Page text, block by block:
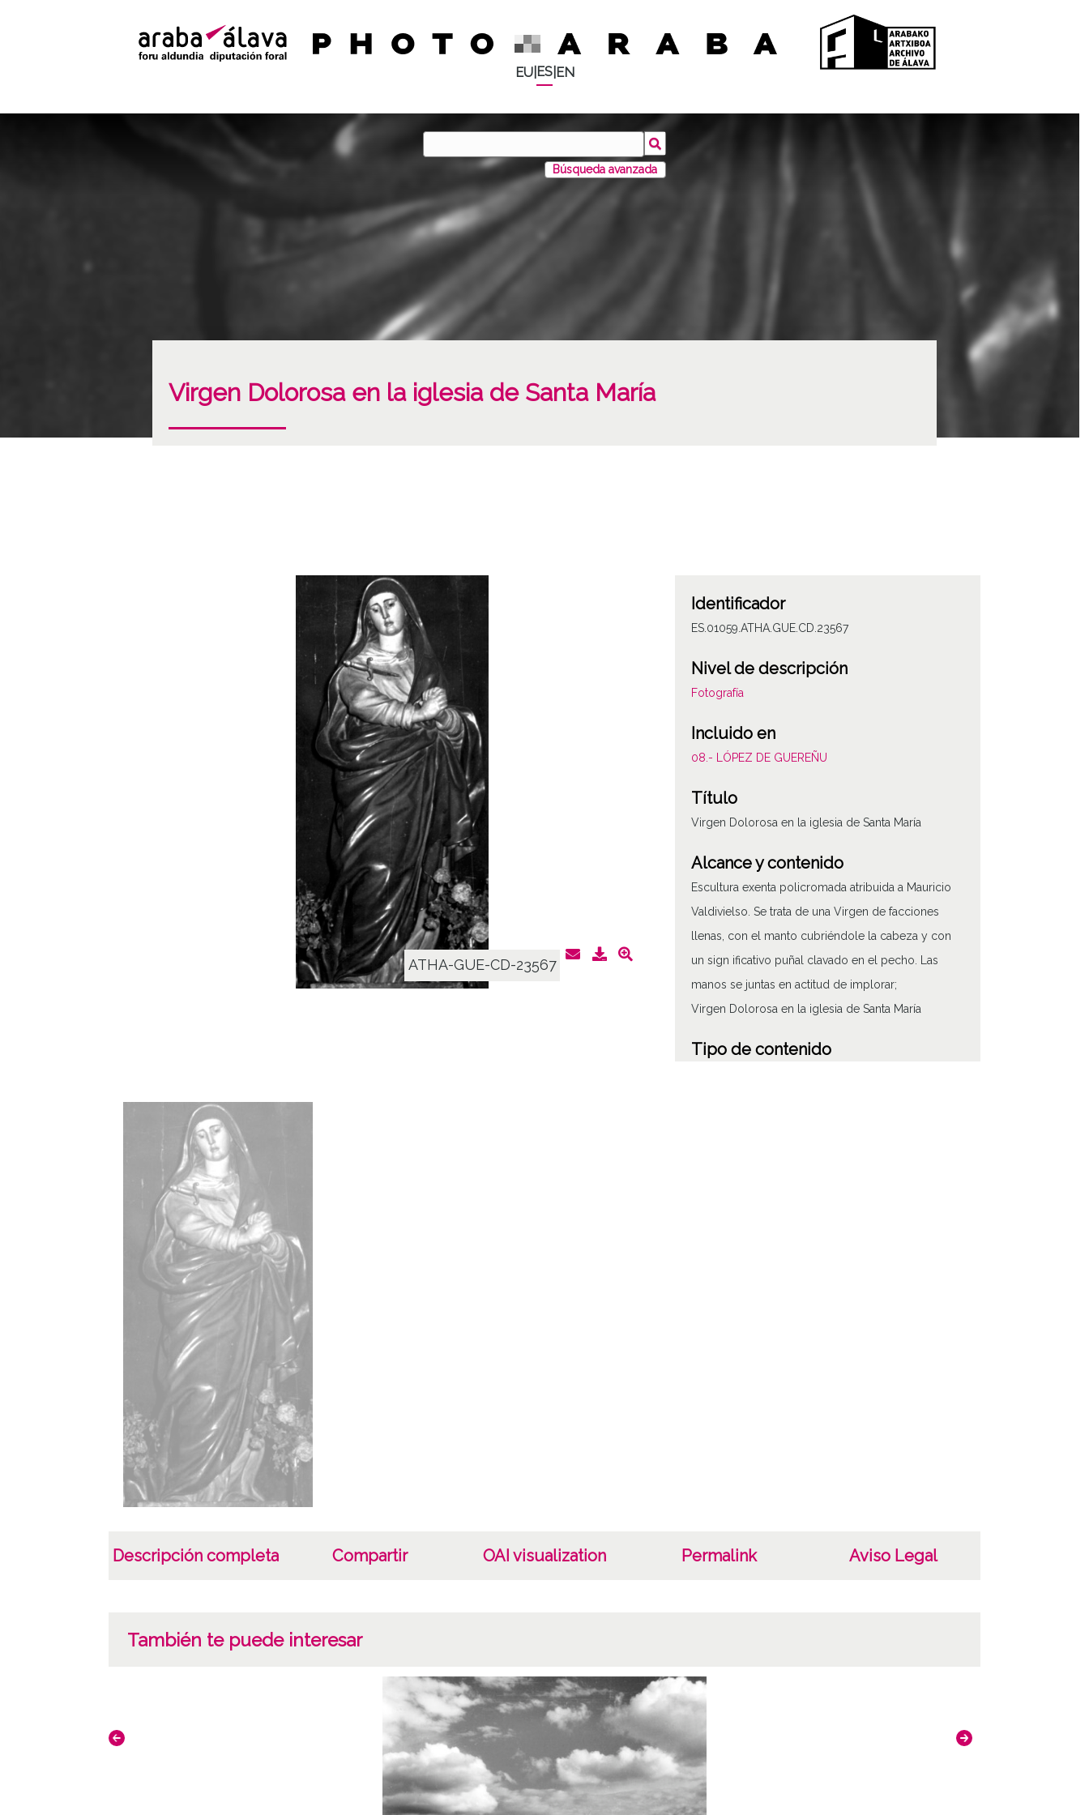
EU| ES| EN
Búsqueda avanzada
Virgen Dolorosa en la iglesia de Santa María
ATHA-GUE-CD-23567
Identificador
ES.01059.ATHA.GUE.CD.23567
Nivel de descripción
Fotografía
Incluido en
08.- LÓPEZ DE GUEREÑU
Título
Virgen Dolorosa en la iglesia de Santa María
Alcance y contenido
Escultura exenta policromada atribuida a Mauricio
Valdivielso. Se trata de una Virgen de facciones
llenas, con el manto cubriéndole la cabeza y con
un sign ificativo puñal clavado en el pecho. Las
manos se juntas en actitud de implorar;
Virgen Dolorosa en la iglesia de Santa María
Tipo de contenido
Descripción completa Compartir OAI visualization Permalink Aviso Legal
También te puede interesar